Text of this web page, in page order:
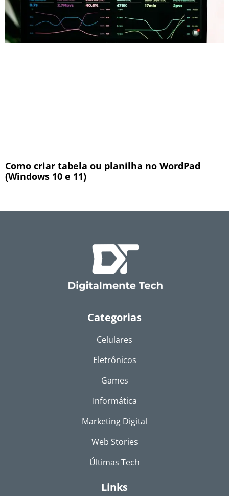
Como criar tabela ou planilha no WordPad
(Windows 10 e 11)
Categorias
Celulares
Eletrônicos
Games
Informática
Marketing Digital
Web Stories
Últimas Tech
Links